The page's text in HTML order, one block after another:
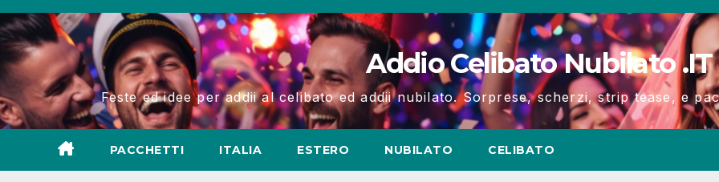
Salta
al
contenuto
Addio Celibato Nubilato .IT
Feste ed idee per addii al celibato ed addii nubilato. Sorprese, scherzi, strip tease, e
PACCHETTI ITALIA ESTERO NUBILATO CELIBATO